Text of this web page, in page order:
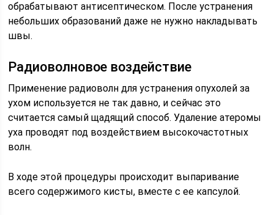
обрабатывают антисептическом. После устранения
небольших образований даже не нужно накладывать
швы.
Радиоволновое воздействие
Применение радиоволн для устранения опухолей за
ухом используется не так давно, и сейчас это
считается самый щадящий способ. Удаление атеромы
уха проводят под воздействием высокочастотных
волн.
В ходе этой процедуры происходит выпаривание
всего содержимого кисты, вместе с ее капсулой.